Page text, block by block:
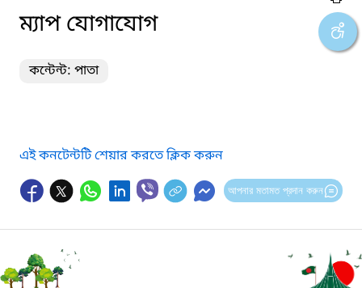
ম্যাপ যোগাযোগ
কন্টেন্ট: পাতা
এই কনটেন্টটি শেয়ার করতে ক্লিক করুন
আপনার মতামত প্রদান করুন